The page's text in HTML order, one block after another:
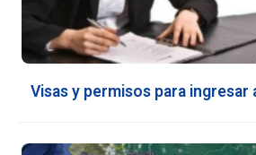
Visas y permisos para ingresar